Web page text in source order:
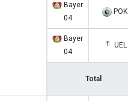
Bayer
04
POK
Bayer
04
UEL
Total